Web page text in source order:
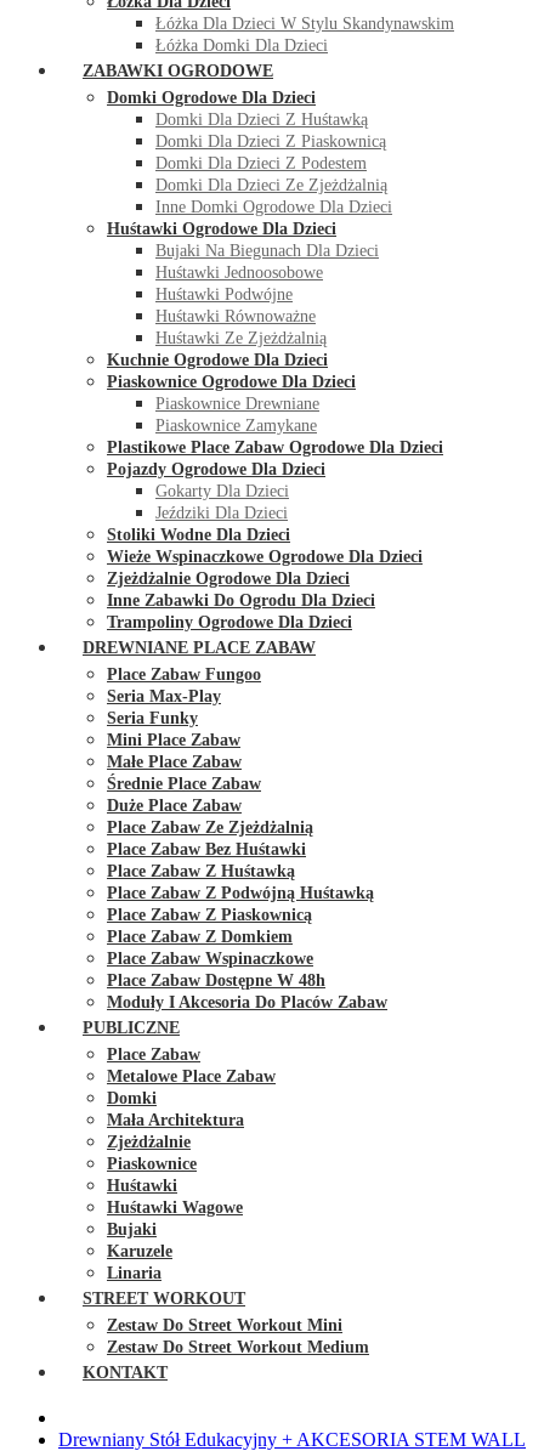
Łóżka Dla Dzieci W Stylu Skandynawskim
Łóżka Domki Dla Dzieci
ZABAWKI OGRODOWE
Domki Ogrodowe Dla Dzieci
Domki Dla Dzieci Z Huśtawką
Domki Dla Dzieci Z Piaskownicą
Domki Dla Dzieci Z Podestem
Domki Dla Dzieci Ze Zjeżdżalnią
Inne Domki Ogrodowe Dla Dzieci
Huśtawki Ogrodowe Dla Dzieci
Bujaki Na Biegunach Dla Dzieci
Huśtawki Jednoosobowe
Huśtawki Podwójne
Huśtawki Równoważne
Huśtawki Ze Zjeżdżalnią
Kuchnie Ogrodowe Dla Dzieci
Piaskownice Ogrodowe Dla Dzieci
Piaskownice Drewniane
Piaskownice Zamykane
Plastikowe Place Zabaw Ogrodowe Dla Dzieci
Pojazdy Ogrodowe Dla Dzieci
Gokarty Dla Dzieci
Jeździki Dla Dzieci
Stoliki Wodne Dla Dzieci
Wieże Wspinaczkowe Ogrodowe Dla Dzieci
Zjeżdżalnie Ogrodowe Dla Dzieci
Inne Zabawki Do Ogrodu Dla Dzieci
Trampoliny Ogrodowe Dla Dzieci
DREWNIANE PLACE ZABAW
Place Zabaw Fungoo
Seria Max-Play
Seria Funky
Mini Place Zabaw
Małe Place Zabaw
Średnie Place Zabaw
Duże Place Zabaw
Place Zabaw Ze Zjeżdżalnią
Place Zabaw Bez Huśtawki
Place Zabaw Z Huśtawką
Place Zabaw Z Podwójną Huśtawką
Place Zabaw Z Piaskownicą
Place Zabaw Z Domkiem
Place Zabaw Wspinaczkowe
Place Zabaw Dostępne W 48h
Moduły I Akcesoria Do Placów Zabaw
PUBLICZNE
Place Zabaw
Metalowe Place Zabaw
Domki
Mała Architektura
Zjeżdżalnie
Piaskownice
Huśtawki
Huśtawki Wagowe
Bujaki
Karuzele
Linaria
STREET WORKOUT
Zestaw Do Street Workout Mini
Zestaw Do Street Workout Medium
KONTAKT
Drewniany Stół Edukacyjny + AKCESORIA STEM WALL